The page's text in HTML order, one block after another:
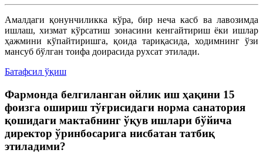
Амалдаги қонунчиликка кўра, бир неча касб ва лавозимда
ишлаш, хизмат кўрсатиш зонасини кенгайтириш ёки ишлар
ҳажмини кўпайтиришга, қоида тариқасида, ходимнинг ўзи
мансуб бўлган тоифа доирасида рухсат этилади.
Батафсил ўқиш
Фармонда белгиланган ойлик иш ҳақини 15
фоизга ошириш тўғрисидаги норма санатория
қошидаги мактабнинг ўқув ишлари бўйича
директор ўринбосарига нисбатан татбиқ
этиладими?